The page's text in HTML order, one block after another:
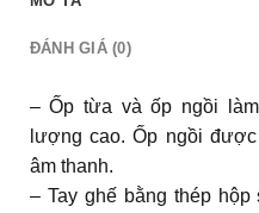
ĐÁNH GIÁ (0)
– Ốp từa và ốp ngồi
lượng cao. Ốp ngồi
âm thanh.
– Tay ghế bằng thép